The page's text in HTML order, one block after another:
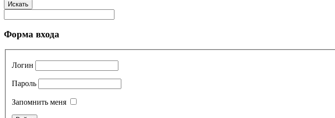
Искать
Форма входа
Логин
Пароль
Запомнить меня